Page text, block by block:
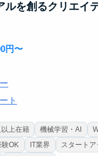
ルを創るクリエイ
円〜
ト
上在籍 機械学習・AI
験OK IT業界 スタートア